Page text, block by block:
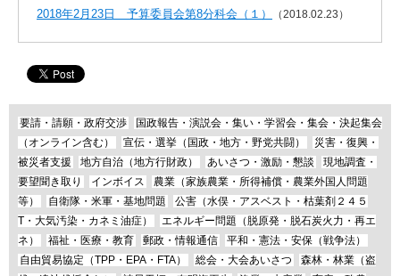
2018年2月23日 予算委員会第8分科会（１） （2018.02.23）
要請・請願・政府交渉
国政報告・演説会・集い・学習会・集会・決起集会
（オンライン含む）
宣伝・選挙（国政・地方・野党共闘）
災害・復興・
被災者支援
地方自治（地方行財政） あいさつ・激励・懇談
現地調査・
要望聞き取り
インボイス
農業（家族農業・所得補償・農業外国人問題
等）
自衛隊・米軍・基地問題
公害（水俣・アスベスト・枯葉剤２４５
T・大気汚染・カネミ油症）
エネルギー問題（脱原発・脱石炭火力・再エ
ネ）
福祉・医療・教育 郵政・情報通信
平和・憲法・安保（戦争法）
自由貿易協定（TPP・EPA・FTA）
総会・大会あいさつ
森林・林業（盗